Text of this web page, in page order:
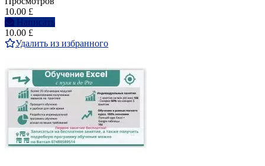
10.00 £
Написать
10.00 £
Удалить из избранного